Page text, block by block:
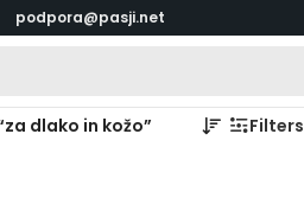
podpora@pasji.net
dlako in kožo” Filters